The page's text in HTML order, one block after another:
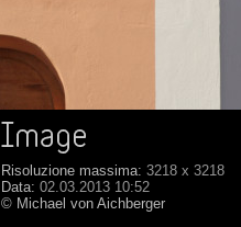
Risoluzione massima: 3218 x 3218
Data: 02.03.2013 10:52
© Michael von Aichberger